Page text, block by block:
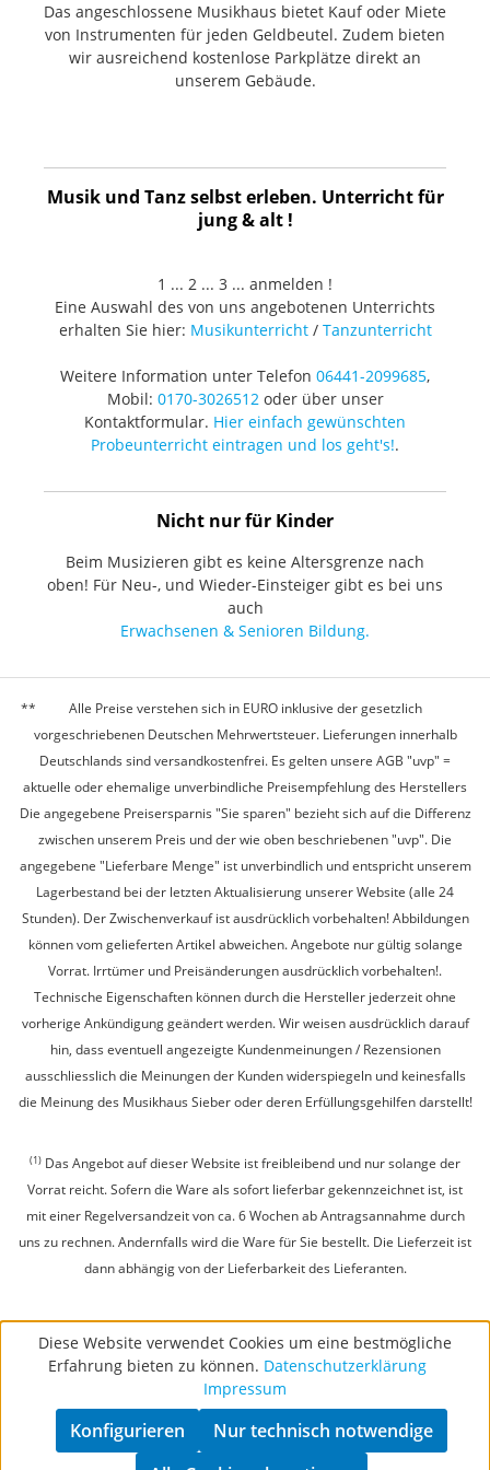
Das angeschlossene Musikhaus bietet Kauf oder Miete
von Instrumenten für jeden Geldbeutel. Zudem bieten
wir ausreichend kostenlose Parkplätze direkt an
unserem Gebäude.
Musik und Tanz selbst erleben. Unterricht für
jung & alt !
1 ... 2 ... 3 ... anmelden !
Eine Auswahl des von uns angebotenen Unterrichts
erhalten Sie hier: Musikunterricht/ Tanzunterricht
Weitere Information unter Telefon 06441-2099685,
Mobil: 0170-3026512oder über unser
Kontaktformular. Hier einfach gewünschten
Probeunterricht eintragen und los geht's!.
Nicht nur für Kinder
Beim Musizieren gibt es keine Altersgrenze nach
oben! Für Neu-, und Wieder-Einsteiger gibt es bei uns
auch
Erwachsenen & Senioren Bildung.
Alle Preise verstehen sich in EURO inklusive der gesetzlich
vorgeschriebenen Deutschen Mehrwertsteuer. Lieferungen innerhalb
Deutschlands sind versandkostenfrei. Es gelten unsere AGB "uvp" =
aktuelle oder ehemalige unverbindliche Preisempfehlung des Herstellers
Die angegebene Preisersparnis "Sie sparen" bezieht sich auf die Differenz
zwischen unserem Preis und der wie oben beschriebenen "uvp". Die
angegebene "Lieferbare Menge" ist unverbindlich und entspricht unserem
Lagerbestand bei der letzten Aktualisierung unserer Website (alle 24
Stunden). Der Zwischenverkauf ist ausdrücklich vorbehalten! Abbildungen
können vom gelieferten Artikel abweichen. Angebote nur gültig solange
Vorrat. Irrtümer und Preisänderungen ausdrücklich vorbehalten!.
Technische Eigenschaften können durch die Hersteller jederzeit ohne
vorherige Ankündigung geändert werden. Wir weisen ausdrücklich darauf
hin, dass eventuell angezeigte Kundenmeinungen / Rezensionen
ausschliesslich die Meinungen der Kunden widerspiegeln und keinesfalls
die Meinung des Musikhaus Sieber oder deren Erfüllungsgehilfen darstellt!
(1) Das Angebot auf dieser Website ist freibleibend und nur solange der
Vorrat reicht. Sofern die Ware als sofort lieferbar gekennzeichnet ist, ist
mit einer Regelversandzeit von ca. 6 Wochen ab Antragsannahme durch
uns zu rechnen. Andernfalls wird die Ware für Sie bestellt. Die Lieferzeit ist
dann abhängig von der Lieferbarkeit des Lieferanten.
Diese Website verwendet Cookies um eine bestmögliche
Erfahrung bieten zu können. Datenschutzerklärung
Impressum
Nur technisch notwendige
Konfigurieren